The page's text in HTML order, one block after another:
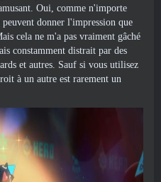
Oui, comme n'importe
donner l'impression que
cela ne m'a pas vraiment gâché
constamment distrait par des
et autres. Sauf si vous utilisez
à un autre est rarement un